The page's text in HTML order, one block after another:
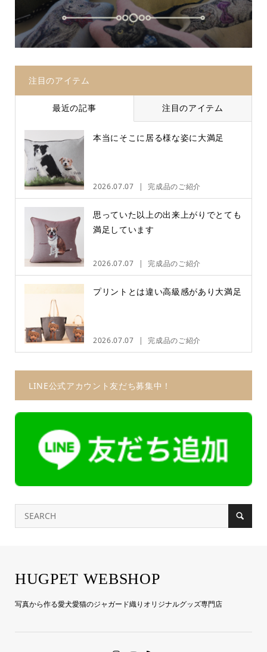
注目のアイテム
最近の記事 注目のアイテム
本当にそこに居る様な姿に大満足
2026.07.07 完成品のご紹介
思っていた以上の出来上がりでとても
満足しています
2026.07.07 完成品のご紹介
プリントとは違い高級感があり大満足
2026.07.07 完成品のご紹介
LINE公式アカウント友だち募集中！
HUGPET WEBSHOP
写真から作る愛犬愛猫のジャガード織りオリジナルグッズ専門店